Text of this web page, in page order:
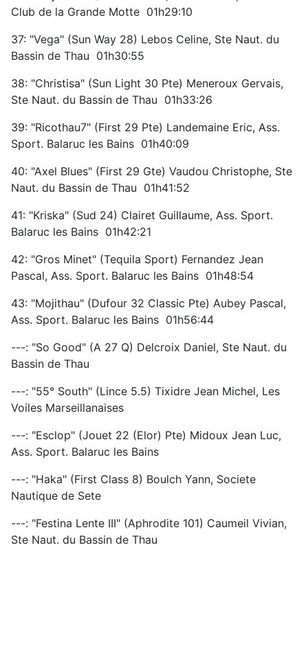
Club de la Grande Motte 01h29:10
37: "Vega" (Sun Way 28) Lebos Celine, Ste Naut. du
Bassin de Thau 01h30:55
38: "Christisa" (Sun Light 30 Pte) Meneroux Gervais,
Ste Naut. du Bassin de Thau 01h33:26
39: "Ricothau7" (First 29 Pte) Landemaine Eric, Ass.
Sport. Balaruc les Bains 01h40:09
40: "Axel Blues" (First 29 Gte) Vaudou Christophe, Ste
Naut. du Bassin de Thau 01h41:52
41: "Kriska" (Sud 24) Clairet Guillaume, Ass. Sport.
Balaruc les Bains 01h42:21
42: "Gros Minet" (Tequila Sport) Fernandez Jean
Pascal, Ass. Sport. Balaruc les Bains 01h48:54
43: "Mojithau" (Dufour 32 Classic Pte) Aubey Pascal,
Ass. Sport. Balaruc les Bains 01h56:44
---: "So Good" (A 27 Q) Delcroix Daniel, Ste Naut. du
Bassin de Thau
---: "55° South" (Lince 5.5) Tixidre Jean Michel, Les
Voiles Marseillanaises
---: "Esclop" (Jouet 22 (Elor) Pte) Midoux Jean Luc,
Ass. Sport. Balaruc les Bains
---: "Haka" (First Class 8) Boulch Yann, Societe
Nautique de Sete
---: "Festina Lente III" (Aphrodite 101) Caumeil Vivian,
Ste Naut. du Bassin de Thau